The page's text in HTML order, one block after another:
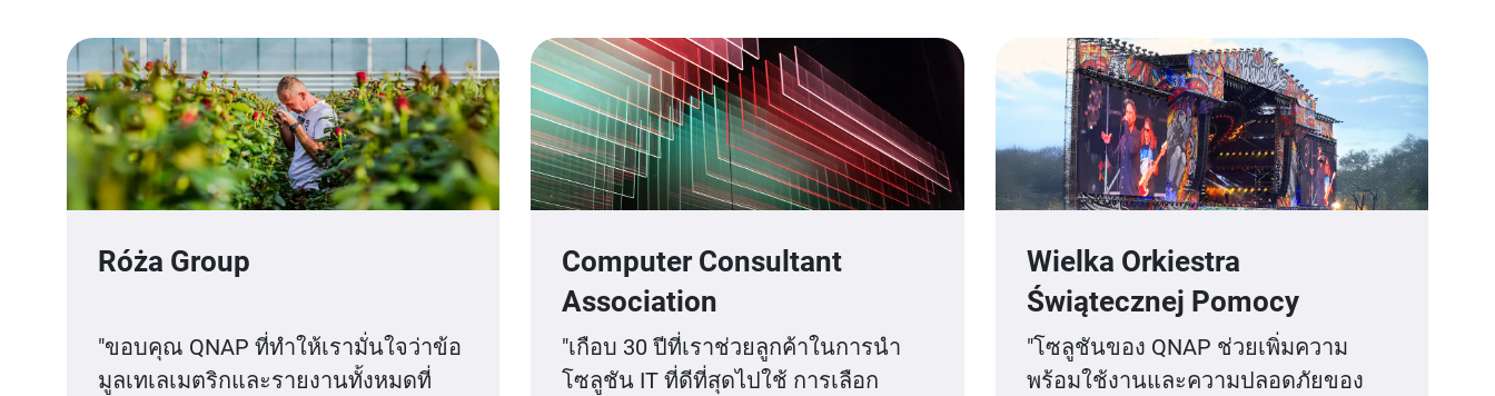
Róża Group
"ขอบคุณ QNAP ที่ทำให้เรามั่นใจว่าข้อ
มูลเทเลเมตริกและรายงานทั้งหมดที่
Computer Consultant
Association
"เกือบ 30 ปีที่เราช่วยลูกค้าในการนำ
โซลูชัน IT ที่ดีที่สุดไปใช้ การเลือก
Wielka Orkiestra
Świątecznej Pomocy
"โซลูชันของ QNAP ช่วยเพิ่มความ
พร้อมใช้งานและความปลอดภัยของ